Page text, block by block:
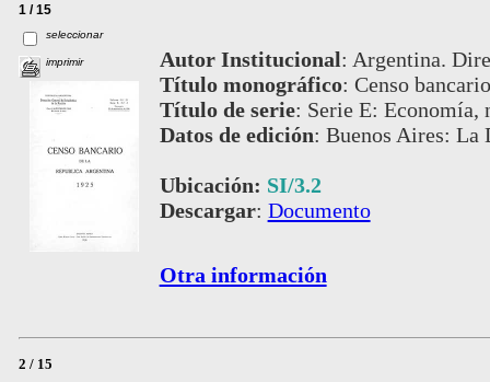
1 / 15
seleccionar
imprimir Autor Institucional: Argentina.
Título monográfico: Censo
Título de serie: Serie E: Economía,
Datos de edición: Buenos Aires: La
Ubicación: SI/3.2
Descargar: Documento
Otra información
2 / 15